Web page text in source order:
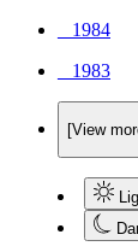
_ 1984
_ 1983
[View